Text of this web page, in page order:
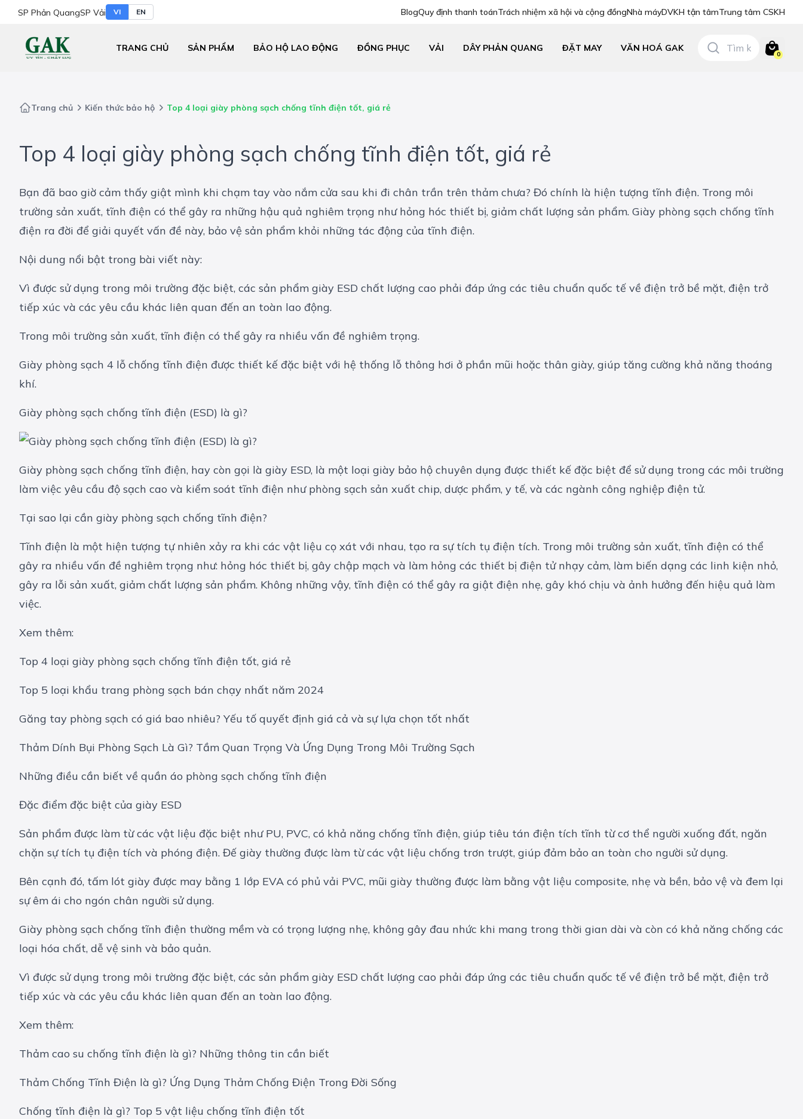
SP Phản QuangSP Vải VI EN BlogQuy định thanh toánTrách nhiệm xã hội và cộng đồngNhà máyDVKH tận tâmTrung tâm CSKH
TRANG CHỦ SẢN PHẨM BẢO HỘ LAO ĐỘNG ĐỒNG PHỤC VẢI DÂY PHẢN QUANG ĐẶT MAY VĂN HOÁ GAK
0
Trang chủ Kiến thức bảo hộ Top 4 loại giày phòng sạch chống tĩnh điện tốt, giá rẻ
Top 4 loại giày phòng sạch chống tĩnh điện tốt, giá rẻ
Bạn đã bao giờ cảm thấy giật mình khi chạm tay vào nắm cửa sau khi đi chân trần trên thảm chưa? Đó chính là hiện tượng tĩnh điện. Trong môi
trường sản xuất, tĩnh điện có thể gây ra những hậu quả nghiêm trọng như hỏng hóc thiết bị, giảm chất lượng sản phẩm. Giày phòng sạch chống tĩnh
điện ra đời để giải quyết vấn đề này, bảo vệ sản phẩm khỏi những tác động của tĩnh điện.
Nội dung nổi bật trong bài viết này:
Vì được sử dụng trong môi trường đặc biệt, các sản phẩm giày ESD chất lượng cao phải đáp ứng các tiêu chuẩn quốc tế về điện trở bề mặt, điện trở
tiếp xúc và các yêu cầu khác liên quan đến an toàn lao động.
Trong môi trường sản xuất, tĩnh điện có thể gây ra nhiều vấn đề nghiêm trọng.
Giày phòng sạch 4 lỗ chống tĩnh điện được thiết kế đặc biệt với hệ thống lỗ thông hơi ở phần mũi hoặc thân giày, giúp tăng cường khả năng thoáng
khí.
Giày phòng sạch chống tĩnh điện (ESD) là gì?
Giày phòng sạch chống tĩnh điện, hay còn gọi là giày ESD, là một loại giày bảo hộ chuyên dụng được thiết kế đặc biệt để sử dụng trong các môi trường
làm việc yêu cầu độ sạch cao và kiểm soát tĩnh điện như phòng sạch sản xuất chip, dược phẩm, y tế, và các ngành công nghiệp điện tử.
Tại sao lại cần giày phòng sạch chống tĩnh điện?
Tĩnh điện là một hiện tượng tự nhiên xảy ra khi các vật liệu cọ xát với nhau, tạo ra sự tích tụ điện tích. Trong môi trường sản xuất, tĩnh điện có thể
gây ra nhiều vấn đề nghiêm trọng như: hỏng hóc thiết bị, gây chập mạch và làm hỏng các thiết bị điện tử nhạy cảm, làm biến dạng các linh kiện nhỏ,
gây ra lỗi sản xuất, giảm chất lượng sản phẩm. Không những vậy, tĩnh điện có thể gây ra giật điện nhẹ, gây khó chịu và ảnh hưởng đến hiệu quả làm
việc.
Xem thêm:
Top 4 loại giày phòng sạch chống tĩnh điện tốt, giá rẻ
Top 5 loại khẩu trang phòng sạch bán chạy nhất năm 2024
Găng tay phòng sạch có giá bao nhiêu? Yếu tố quyết định giá cả và sự lựa chọn tốt nhất
Thảm Dính Bụi Phòng Sạch Là Gì? Tầm Quan Trọng Và Ứng Dụng Trong Môi Trường Sạch
Những điều cần biết về quần áo phòng sạch chống tĩnh điện
Đặc điểm đặc biệt của giày ESD
Sản phẩm được làm từ các vật liệu đặc biệt như PU, PVC, có khả năng chống tĩnh điện, giúp tiêu tán điện tích tĩnh từ cơ thể người xuống đất, ngăn
chặn sự tích tụ điện tích và phóng điện. Đế giày thường được làm từ các vật liệu chống trơn trượt, giúp đảm bảo an toàn cho người sử dụng.
Bên cạnh đó, tấm lót giày được may bằng 1 lớp EVA có phủ vải PVC, mũi giày thường được làm bằng vật liệu composite, nhẹ và bền, bảo vệ và đem lại
sự êm ái cho ngón chân người sử dụng.
Giày phòng sạch chống tĩnh điện thường mềm và có trọng lượng nhẹ, không gây đau nhức khi mang trong thời gian dài và còn có khả năng chống các
loại hóa chất, dễ vệ sinh và bảo quản.
Vì được sử dụng trong môi trường đặc biệt, các sản phẩm giày ESD chất lượng cao phải đáp ứng các tiêu chuẩn quốc tế về điện trở bề mặt, điện trở
tiếp xúc và các yêu cầu khác liên quan đến an toàn lao động.
Xem thêm:
Thảm cao su chống tĩnh điện là gì? Những thông tin cần biết
Thảm Chống Tĩnh Điện là gì? Ứng Dụng Thảm Chống Điện Trong Đời Sống
Chống tĩnh điện là gì? Top 5 vật liệu chống tĩnh điện tốt